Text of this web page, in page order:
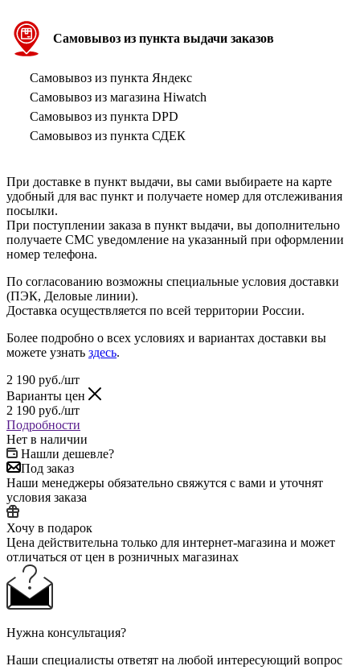
Самовывоз из пункта выдачи заказов
Самовывоз из пункта Яндекс
Самовывоз из магазина Hiwatch
Самовывоз из пункта DPD
Самовывоз из пункта СДЕК
При доставке в пункт выдачи, вы сами выбираете на карте
удобный для вас пункт и получаете номер для отслеживания
посылки.
При поступлении заказа в пункт выдачи, вы дополнительно
получаете СМС уведомление на указанный при оформлении
номер телефона.
По согласованию возможны специальные условия доставки
(ПЭК, Деловые линии).
Доставка осуществляется по всей территории России.
Более подробно о всех условиях и вариантах доставки вы
можете узнать здесь.
2 190 руб./шт
Варианты цен
2 190 руб./шт
Подробности
Нет в наличии
Нашли дешевле?
Под заказ
Наши менеджеры обязательно свяжутся с вами и уточнят
условия заказа
Хочу в подарок
Цена действительна только для интернет-магазина и может
отличаться от цен в розничных магазинах
Нужна консультация?
Наши специалисты ответят на любой интересующий вопрос